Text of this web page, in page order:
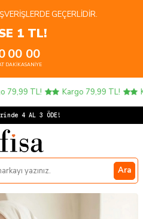
GEÇERLIDIR.
1 TL!
00
DAKIKA
00
SANIYE
TL! Kargo 79,99 TL!
Ç
Ara